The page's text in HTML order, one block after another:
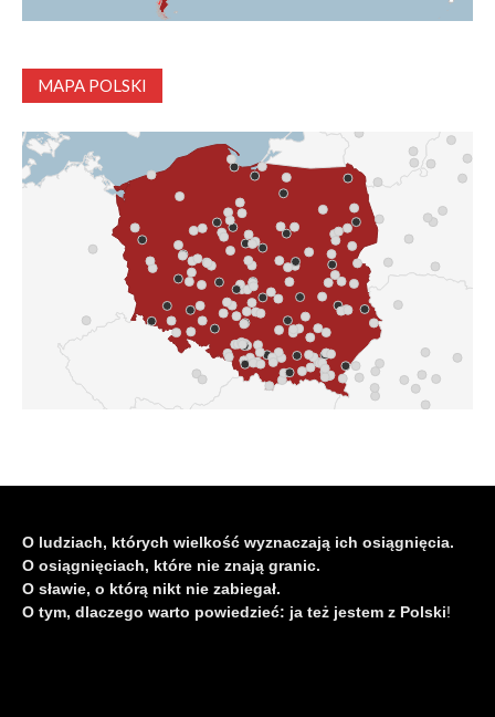
MAPA POLSKI
O ludziach, których wielkość wyznaczają ich osiągnięcia.
O osiągnięciach, które nie znają granic.
O sławie, o którą nikt nie zabiegał.
O tym, dlaczego warto powiedzieć: ja też jestem z Polski!